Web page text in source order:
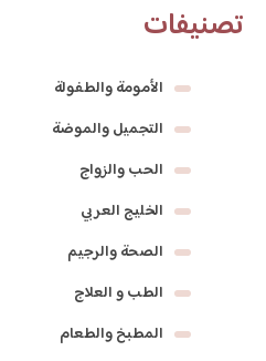
تصنيفات
الأمومة والطفولة
التجميل والموضة
الحب والزواج
الخليج العربي
الصحة والرجيم
الطب و العلاج
المطبخ والطعام